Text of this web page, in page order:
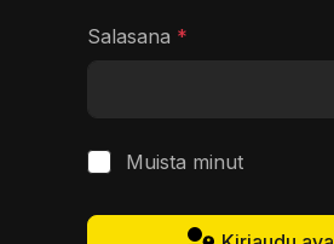
Salasana *
Muista minut